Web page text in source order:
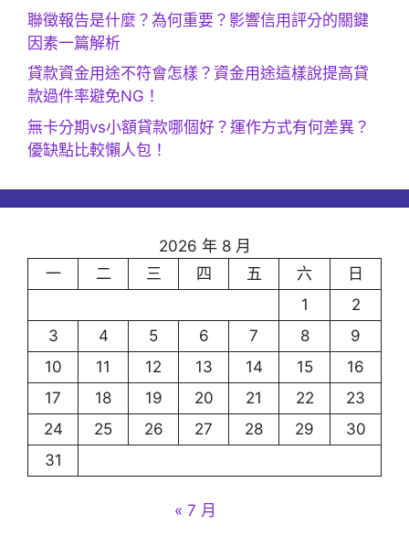
聯徵報告是什麼？為何重要？影響信用評分的關鍵
因素一篇解析
貸款資金用途不符會怎樣？資金用途這樣說提高貸
款過件率避免NG！
無卡分期vs小額貸款哪個好？運作方式有何差異？
優缺點比較懶人包！
2026 年 8 月
一
二 三 四 五 六
日
1
2
3
4 5 6 7 8
9
10
11 12 13 14 15
16
17
18 19 20 21 22
23
24
25 26 27 28 29
30
31
« 7 月